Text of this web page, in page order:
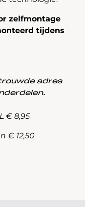
zelfmontage
tijdens
adres
€ 8,95
€ 12,50